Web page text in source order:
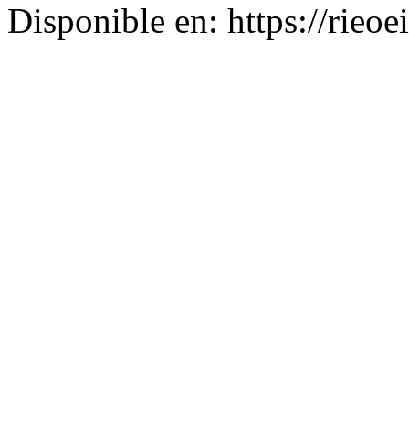
Disponible en: https://